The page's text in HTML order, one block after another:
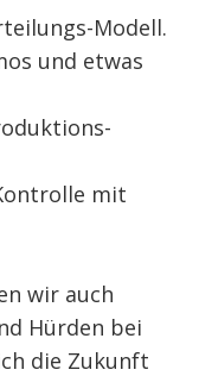
Modell.
und etwas
mit
wir auch
Hürden bei
die Zukunft